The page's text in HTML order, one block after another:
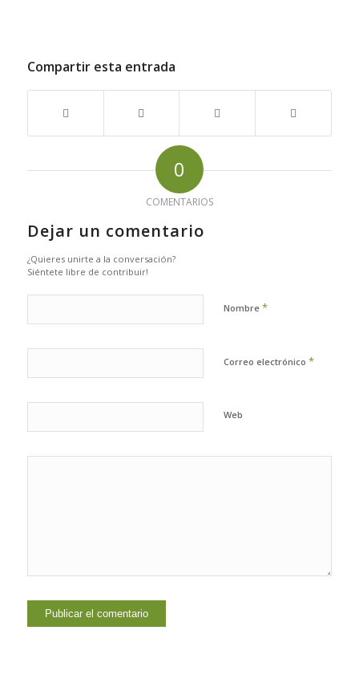
Compartir esta entrada
0
COMENTARIOS
Dejar un comentario
¿Quieres unirte a la conversación?
Siéntete libre de contribuir!
Nombre *
Correo electrónico *
Web